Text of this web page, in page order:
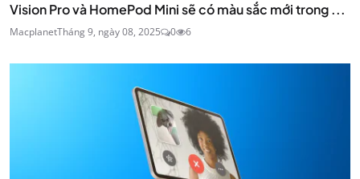
Vision Pro và HomePod Mini sẽ có màu sắc mới trong ...
MacplanetTháng 9, ngày 08, 2025 0 6